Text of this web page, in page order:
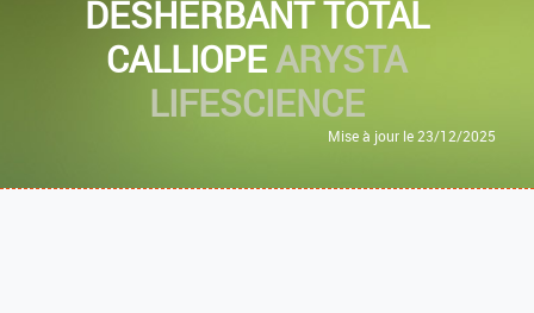
DESHERBANT TOTAL
CALLIOPEARYSTA
LIFESCIENCE
Mise à jour le 23/12/2025